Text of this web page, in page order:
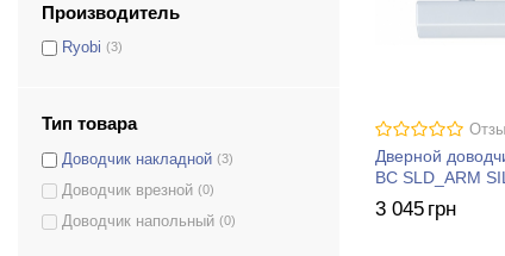
Производитель
Ryobi (3)
Тип товара
Доводчик накладной (3)
Доводчик врезной (0)
Доводчик напольный (0)
CO-155 (1)
CO-156 (1)
Дверной
BC SLD_ARM
3 045 грн